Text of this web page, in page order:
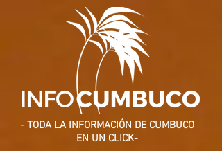
- TODA LA INFORMACIÓN DE CUMBUCO
EN UN CLICK-